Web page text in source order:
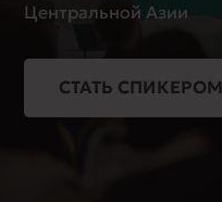
Центральной Азии
СТАТЬ СПИКЕРОМ